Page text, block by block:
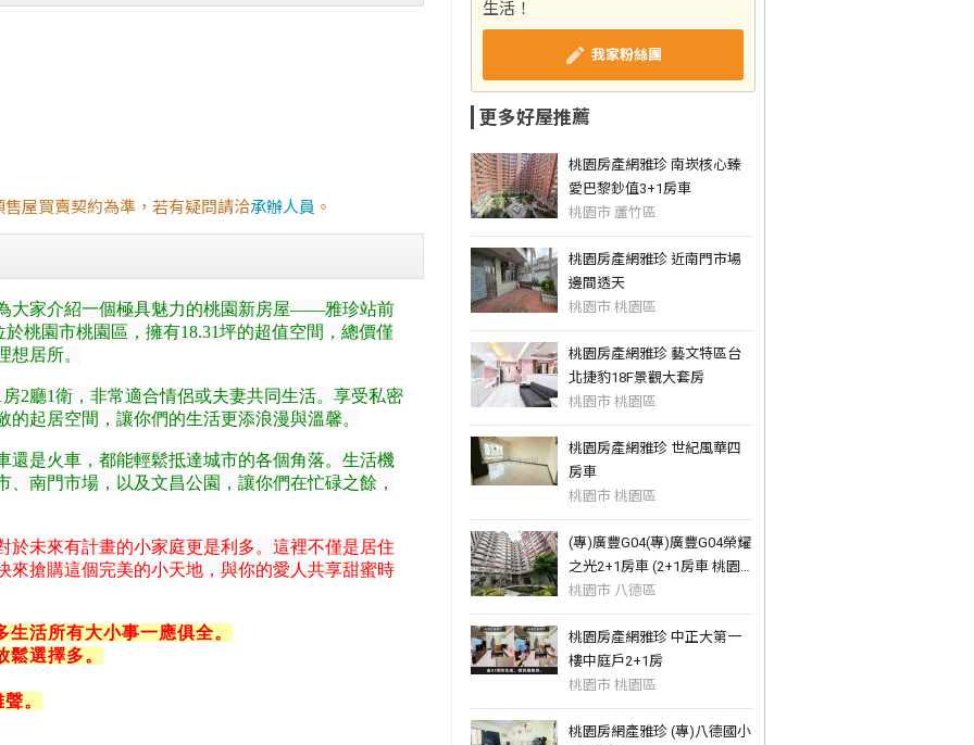
屋買賣契約為準，若有疑問請洽承辦人員 。
生活！
我家粉絲團
更多好屋推薦
桃園房產網雅珍 南崁核心臻
愛巴黎鈔值3+1房車
桃園市 蘆竹區
桃園房產網雅珍 近南門市場
邊間透天
桃園市 桃園區
桃園房產網雅珍 藝文特區台
北捷豹18F景觀大套房
桃園市 桃園區
桃園房產網雅珍 世紀風華四
房車
桃園市 桃園區
(專)廣豐G04(專)廣豐G04榮耀
之光2+1房車 (2+1房車 桃園
房產網何雅珍
桃園市 八德區
桃園房產網雅珍 中正大第一
樓中庭戶2+1房
桃園市 桃園區
桃園房網產雅珍 (專)八德國小